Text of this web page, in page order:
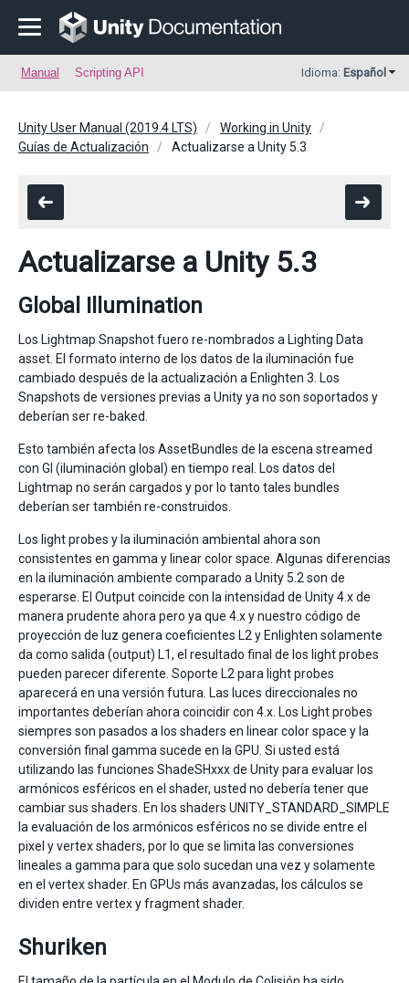
Manual Scripting API Idioma: Español
Unity User Manual (2019.4 LTS)
Working in Unity
Guías de Actualización
Actualizarse a Unity 5.3
Actualizarse a Unity 5.3
Global Illumination
Los Lightmap Snapshot fuero re-nombrados a Lighting Data
asset. El formato interno de los datos de la iluminación fue
cambiado después de la actualización a Enlighten 3. Los
Snapshots de versiones previas a Unity ya no son soportados y
deberían ser re-baked.
Esto también afecta los AssetBundles de la escena streamed
con GI (iluminación global) en tiempo real. Los datos del
Lightmap no serán cargados y por lo tanto tales bundles
deberían ser también re-construidos.
Los light probes y la iluminación ambiental ahora son
consistentes en gamma y linear color space. Algunas diferencias
en la iluminación ambiente comparado a Unity 5.2 son de
esperarse. El Output coincide con la intensidad de Unity 4.x de
manera prudente ahora pero ya que 4.x y nuestro código de
proyección de luz genera coeficientes L2 y Enlighten solamente
da como salida (output) L1, el resultado final de los light probes
pueden parecer diferente. Soporte L2 para light probes
aparecerá en una versión futura. Las luces direccionales no
importantes deberían ahora coincidir con 4.x. Los Light probes
siempres son pasados a los shaders en linear color space y la
conversión final gamma sucede en la GPU. Si usted está
utilizando las funciones ShadeSHxxx de Unity para evaluar los
armónicos esféricos en el shader, usted no debería tener que
cambiar sus shaders. En los shaders UNITY_STANDARD_SIMPLE
la evaluación de los armónicos esféricos no se divide entre el
pixel y vertex shaders, por lo que se limita las conversiones
lineales a gamma para que solo sucedan una vez y solamente
en el vertex shader. En GPUs más avanzadas, los cálculos se
dividen entre vertex y fragment shader.
Shuriken